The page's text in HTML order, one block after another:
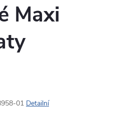
Maxi
01 Detailní